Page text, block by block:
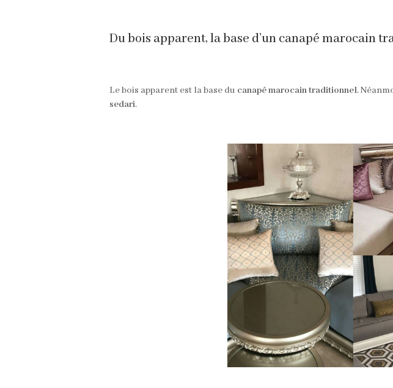
Du bois apparent, la base d’un canapé marocain
Le bois apparent est la base du canapé marocain traditionnel.
sedari.